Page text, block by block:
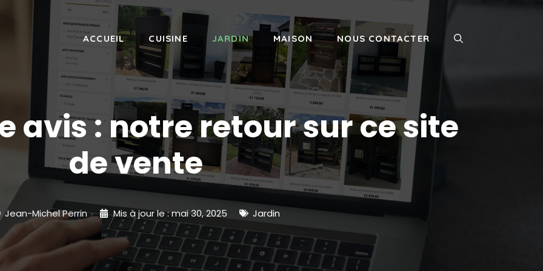
ACCUEIL CUISINE JARDIN MAISON NOUS CONTACTER
avis : notre retour sur ce site
de vente
Jean-Michel Perrin Mis à jour le :mai 30, 2025 Jardin